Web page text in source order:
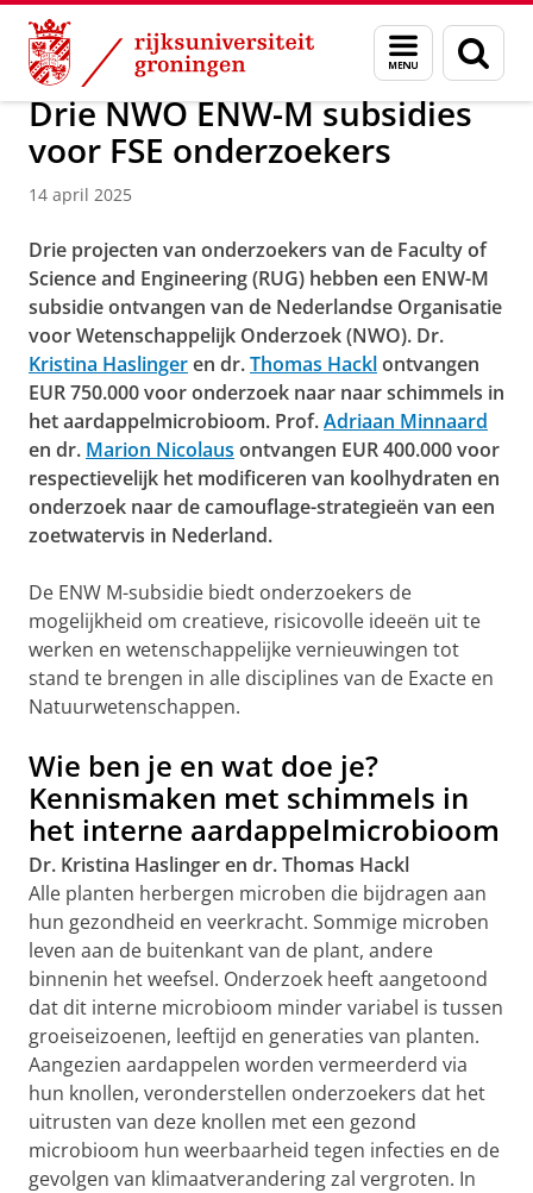
Skip
Content
Skip
Navigation
Menu
en
zoeken
Over ons Faculty of Science and Engineering Nieuws
Drie NWO ENW-M subsidies
voor FSE onderzoekers
14 april 2025
Drie projecten van onderzoekers van de Faculty of
Science and Engineering (RUG) hebben een ENW-M
subsidie ontvangen van de Nederlandse Organisatie
voor Wetenschappelijk Onderzoek (NWO). Dr.
Kristina Haslingeren dr.Thomas Hacklontvangen
EUR 750.000 voor onderzoek naar naar schimmels in
het aardappelmicrobioom. Prof.Adriaan Minnaard
en dr. Marion Nicolaus ontvangen EUR 400.000 voor
respectievelijk het modificeren van koolhydraten en
onderzoek naar de camouflage-strategieën van een
zoetwatervis in Nederland.
De ENW M-subsidie biedt onderzoekers de
mogelijkheid om creatieve, risicovolle ideeën uit te
werken en wetenschappelijke vernieuwingen tot
stand te brengen in alle disciplines van de Exacte en
Natuurwetenschappen.
Wie ben je en wat doe je?
Kennismaken met schimmels in
het interne aardappelmicrobioom
Dr. Kristina Haslinger en dr. Thomas Hackl
Alle planten herbergen microben die bijdragen aan
hun gezondheid en veerkracht. Sommige microben
leven aan de buitenkant van de plant, andere
binnenin het weefsel. Onderzoek heeft aangetoond
dat dit interne microbioom minder variabel is tussen
groeiseizoenen, leeftijd en generaties van planten.
Aangezien aardappelen worden vermeerderd via
hun knollen, veronderstellen onderzoekers dat het
uitrusten van deze knollen met een gezond
microbioom hun weerbaarheid tegen infecties en de
gevolgen van klimaatverandering zal vergroten. In